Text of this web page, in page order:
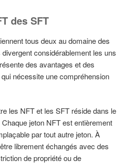
des SFT
tous deux au domaine des
considérablement les uns
des avantages et des
nécessite une compréhension
les NFT et les SFT réside dans le
jeton NFT est entièrement
par tout autre jeton. À
librement échangés avec des
de propriété ou de